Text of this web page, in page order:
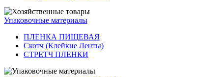
Упаковочные материалы
ПЛЕНКА ПИЩЕВАЯ
Скотч (Клейкие Ленты)
СТРЕТЧ ПЛЕНКИ